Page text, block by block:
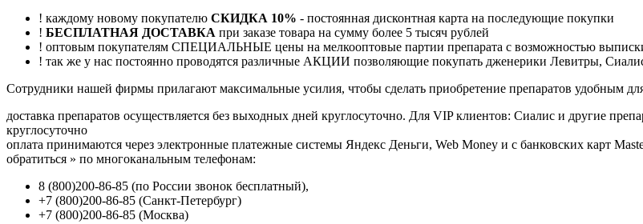
! каждому новому покупателю СКИДКА 10% - постоянная дисконтная карта на последующие покупки
! БЕСПЛАТНАЯ ДОСТАВКА при заказе товара на сумму более 5 тысяч рублей
! оптовым покупателям СПЕЦИАЛЬНЫЕ цены на мелкооптовые партии препарата с возможностью выписки
! так же у нас постоянно проводятся различные АКЦИИ позволяющие покупать дженерики Левитры,
Cотрудники нашей фирмы прилагают максимальные усилия, чтобы сделать приобретение препаратов удобным
доставка препаратов осуществляется без выходных дней круглосуточно. Для VIP клиентов: Сиалис и другие
круглосуточно
оплата принимаются через электронные платежные системы Яндекс Деньги, Web Money и с банковских карт
обратиться » по многоканальным телефонам:
8 (800)200-86-85 (по России звонок бесплатный),
+7 (800)200-86-85 (Санкт-Петербург)
+7 (800)200-86-85 (Москва)